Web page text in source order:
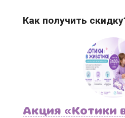
Как получить
Акция «Котики